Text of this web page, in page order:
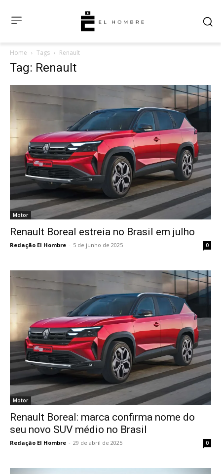
Home Tags Renault
Tag: Renault
Motor
Renault Boreal estreia no Brasil em julho
Redação El Hombre - 5 de junho de 2025 0
Motor
Renault Boreal: marca confirma nome do
seu novo SUV médio no Brasil
Redação El Hombre - 29 de abril de 2025 0